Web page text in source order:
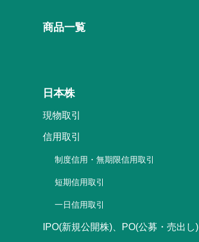
商品一覧
日本株
現物取引
信用取引
制度信用・無期限信用取引
短期信用取引
一日信用取引
IPO(新規公開株)、PO(公募・売出し)